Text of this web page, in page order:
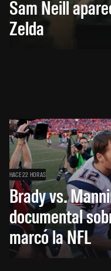
Sam Neill
Zelda
HACE 22 HORAS
Brady vs.
documental
marcó la NFL